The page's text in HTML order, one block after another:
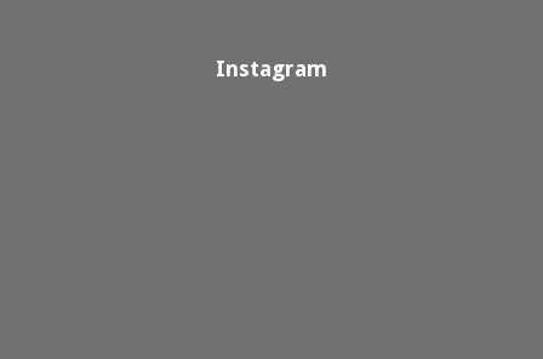
Instagram